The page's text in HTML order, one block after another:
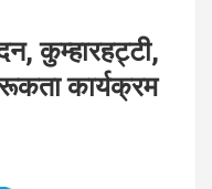
कुम्हारहट्टी,
कार्यक्रम